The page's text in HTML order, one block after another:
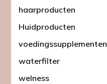
haarproducten
Huidproducten
voedingssupplementen
waterfilter
welness